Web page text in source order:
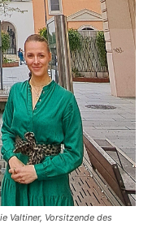
Valtiner, Vorsitzende des